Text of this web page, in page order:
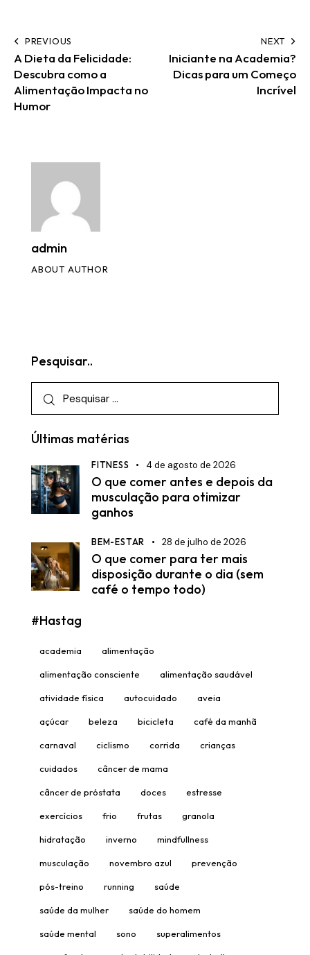
PREVIOUS
A Dieta da Felicidade:
Descubra como a
Alimentação Impacta no
Humor
NEXT
Iniciante na Academia?
Dicas para um Começo
Incrível
admin
ABOUT AUTHOR
Pesquisar..
Últimas matérias
FITNESS 4 de agosto de 2026
O que comer antes e depois da
musculação para otimizar
ganhos
BEM-ESTAR 28 de julho de 2026
O que comer para ter mais
disposição durante o dia (sem
café o tempo todo)
#Hastag
academia alimentação
alimentação consciente alimentação saudável
atividade física autocuidado aveia
açúcar beleza bicicleta café da manhã
carnaval ciclismo corrida crianças
cuidados câncer de mama
câncer de próstata doces estresse
exercícios frio frutas granola
hidratação inverno mindfullness
musculação novembro azul prevenção
pós-treino running saúde
saúde da mulher saúde do homem
saúde mental sono superalimentos